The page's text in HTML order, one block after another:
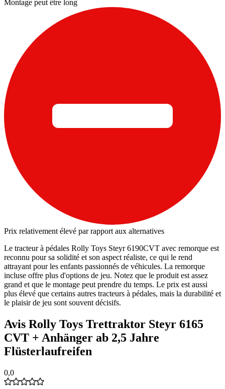
Montage peut être long
Prix relativement élevé par rapport aux alternatives
Le tracteur à pédales Rolly Toys Steyr 6190CVT avec remorque est
reconnu pour sa solidité et son aspect réaliste, ce qui le rend
attrayant pour les enfants passionnés de véhicules. La remorque
incluse offre plus d'options de jeu. Notez que le produit est assez
grand et que le montage peut prendre du temps. Le prix est aussi
plus élevé que certains autres tracteurs à pédales, mais la durabilité et
le plaisir de jeu sont souvent décisifs.
Avis Rolly Toys Trettraktor Steyr 6165
CVT + Anhänger ab 2,5 Jahre
Flüsterlaufreifen
0,0